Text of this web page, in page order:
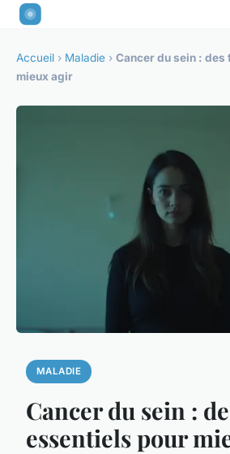
Accueil › Maladie › Cancer du sein :
mieux agir
MALADIE
Cancer du sein :
essentiels pour